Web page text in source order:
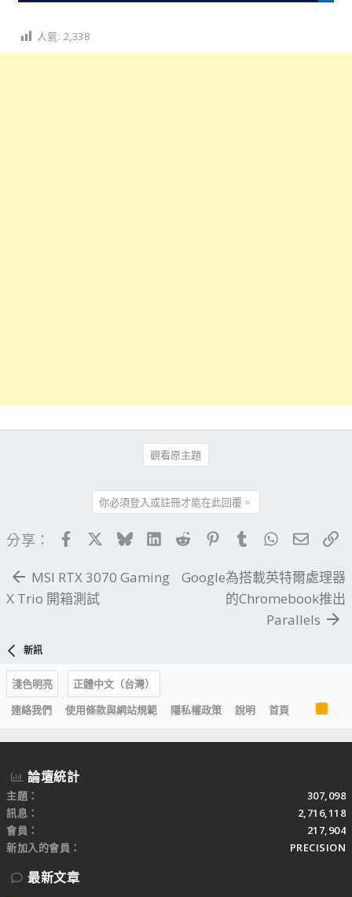
人氣: 2,338
觀看原主題
你必須登入或註冊才能在此回覆。
分享： FacebookBlueskyLinkedIn
Reddit PinterestTumblrWhatsApp
電子
MSI RTX 3070 Gaming
X Trio 開箱測試
Google為搭載英特爾處理器
的Chromebook推出
Parallels
新訊
淺色明亮
正體中文（台灣）
連絡我們
使用條款與網站規範 隱私權政策 說明 首頁
S
論壇統計
主題
307,098
訊息
2,716,118
會員
217,904
新加入的會員
PRECISION
最新文章